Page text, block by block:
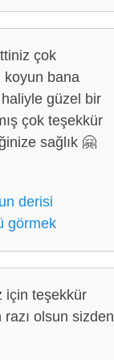
çok
koyun bana
haliyle güzel bir
çok teşekkür
sağlık 🤗
derisi
görmek
için teşekkür
olsun sizden